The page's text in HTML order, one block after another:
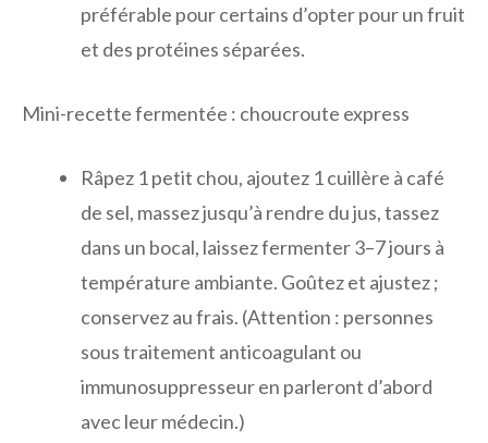
préférable pour certains d’opter pour un fruit
et des protéines séparées.
Mini-recette fermentée : choucroute express
Râpez 1 petit chou, ajoutez 1 cuillère à café
de sel, massez jusqu’à rendre du jus, tassez
dans un bocal, laissez fermenter 3–7 jours à
température ambiante. Goûtez et ajustez ;
conservez au frais. (Attention : personnes
sous traitement anticoagulant ou
immunosuppresseur en parleront d’abord
avec leur médecin.)